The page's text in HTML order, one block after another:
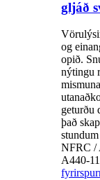
gljáð
og
opið.
nýtingu
geturðu
það
NFRC /
A440-